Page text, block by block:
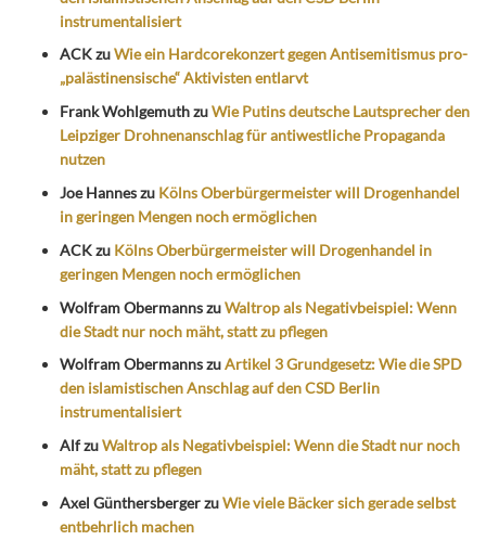
instrumentalisiert
ACKzuWie ein Hardcorekonzert gegen Antisemitismus pro-
„palästinensische“ Aktivisten entlarvt
Frank WohlgemuthzuWie Putins deutsche Lautsprecher den
Leipziger Drohnenanschlag für antiwestliche Propaganda
nutzen
Joe Hanneszu Kölns Oberbürgermeister will Drogenhandel
in geringen Mengen noch ermöglichen
ACKzu Kölns Oberbürgermeister will Drogenhandel in
geringen Mengen noch ermöglichen
Wolfram ObermannszuWaltrop als Negativbeispiel: Wenn
die Stadt nur noch mäht, statt zu pflegen
Wolfram ObermannszuArtikel 3 Grundgesetz: Wie die SPD
den islamistischen Anschlag auf den CSD Berlin
instrumentalisiert
AlfzuWaltrop als Negativbeispiel: Wenn die Stadt nur noch
mäht, statt zu pflegen
Axel GünthersbergerzuWie viele Bäcker sich gerade selbst
entbehrlich machen